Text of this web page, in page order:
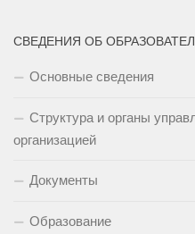
СВЕДЕНИЯ ОБ
Основные сведения
Структура и органы
организацией
Документы
Образование